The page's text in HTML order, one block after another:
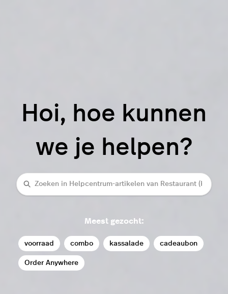
Hoi, hoe kunnen
we je helpen?
Zoeken
Meest gezocht:
voorraad combo kassalade cadeaubon
Order Anywhere